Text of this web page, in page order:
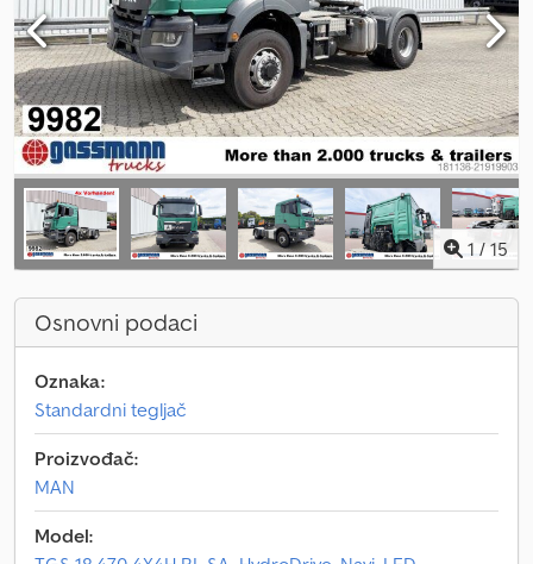
1 / 15
Osnovni podaci
Oznaka:
Standardni tegljač
Proizvođač:
MAN
Model: